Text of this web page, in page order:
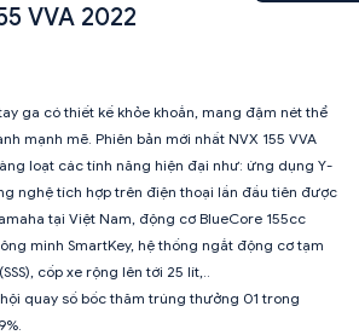
VVA 2022
ga có thiết kế khỏe khoắn, mang đậm nét thể
mạnh mẽ. Phiên bản mới nhất NVX 155 VVA
loạt các tính năng hiện đại như: ứng dụng Y-
nghệ tích hợp trên điện thoại lần đầu tiên được
tại Việt Nam, động cơ BlueCore 155cc
minh SmartKey, hệ thống ngắt động cơ tạm
cốp xe rộng lên tới 25 lít,..
quay số bốc thăm trúng thưởng 01 trong